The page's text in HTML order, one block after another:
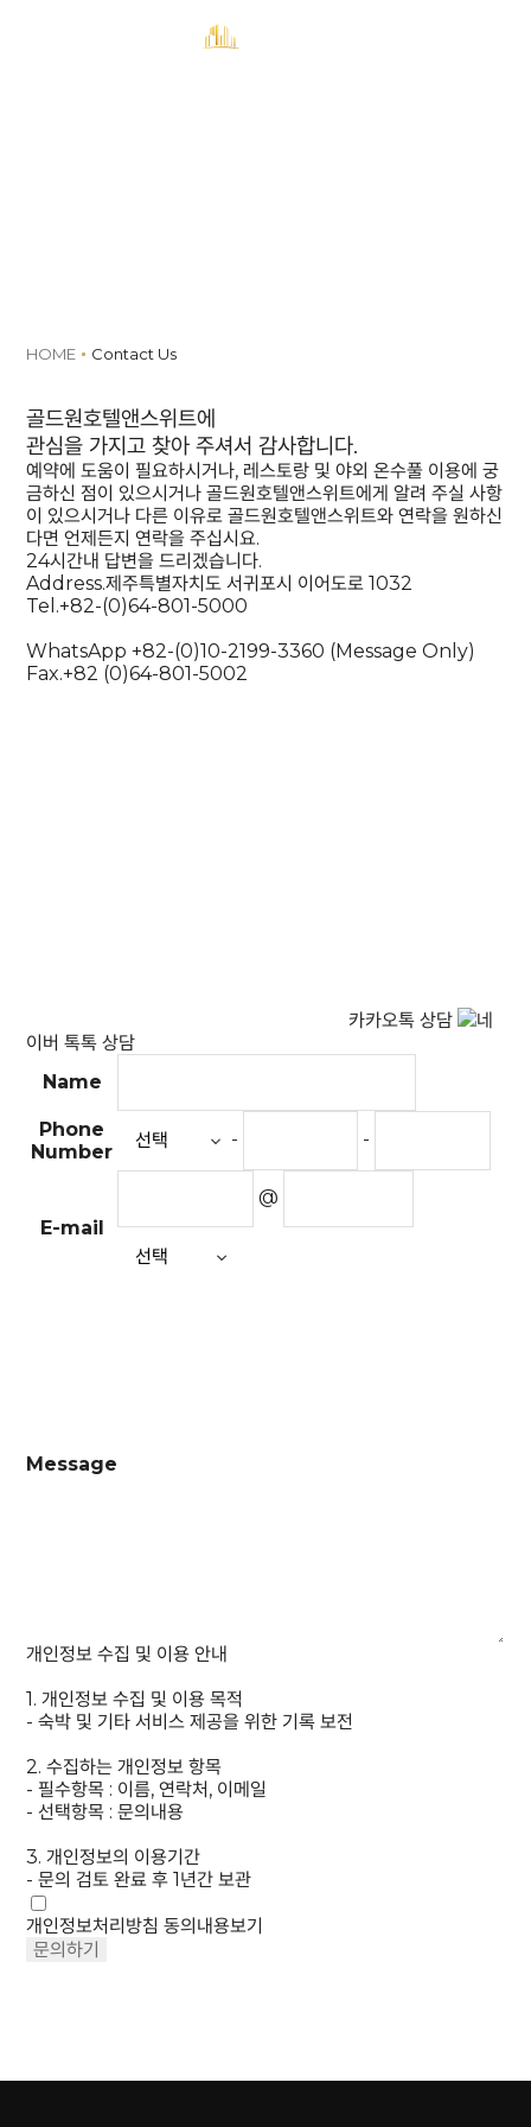
HOME Contact Us
골드원호텔앤스위트에
관심을 가지고 찾아 주셔서 감사합니다.
예약에 도움이 필요하시거나, 레스토랑 및 야외 온수풀 이용에 궁
금하신 점이 있으시거나 골드원호텔앤스위트에게 알려 주실 사항
이 있으시거나 다른 이유로 골드원호텔앤스위트와 연락을 원하신
다면 언제든지 연락을 주십시요.
24시간내 답변을 드리겠습니다.
Address.제주특별자치도 서귀포시 이어도로 1032
Tel.+82-(0)64-801-5000
WhatsApp +82-(0)10-2199-3360 (Message Only)
Fax.+82 (0)64-801-5002
카카오톡 상담
네
이버 톡톡 상담
Name
Phone
Number
- -
E-mail
@
Message
개인정보 수집 및 이용 안내
1.개인정보 수집 및 이용 목적
- 숙박 및 기타 서비스 제공을 위한 기록 보전
2.수집하는 개인정보 항목
- 필수항목 : 이름, 연락처, 이메일
- 선택항목 : 문의내용
3.개인정보의 이용기간
- 문의 검토 완료 후 1년간 보관
개인정보처리방침 동의내용보기